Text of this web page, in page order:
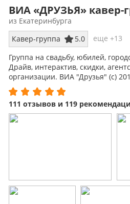
ВИА «ДРУЗЬЯ» кавер-
из Екатеринбурга
Кавер-группа
5.0
еще +13
Группа на свадьбу, юбилей,
Драйв, интерактив, скидки,
организации. ВИА "Друзья" (с)
111 отзывов и 119